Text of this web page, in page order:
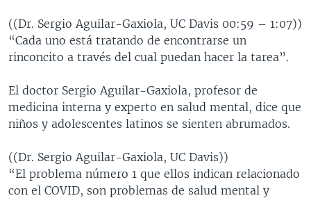
((Dr. Sergio Aguilar-Gaxiola, UC Davis 00:59 – 1:07))
“Cada uno está tratando de encontrarse un
rinconcito a través del cual puedan hacer la tarea”.
El doctor Sergio Aguilar-Gaxiola, profesor de
medicina interna y experto en salud mental, dice que
niños y adolescentes latinos se sienten abrumados.
((Dr. Sergio Aguilar-Gaxiola, UC Davis))
“El problema número 1 que ellos indican relacionado
con el COVID, son problemas de salud mental y